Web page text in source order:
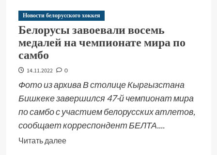
Новости белорусского хоккея
Белорусы завоевали восемь
медалей на чемпионате мира по
самбо
14.11.2022 0
Фото из архива В столице Кыргызстана
Бишкеке завершился 47-й чемпионат мира
по самбо с участием белорусских атлетов,
сообщает корреспондент БЕЛТА....
Читать далее